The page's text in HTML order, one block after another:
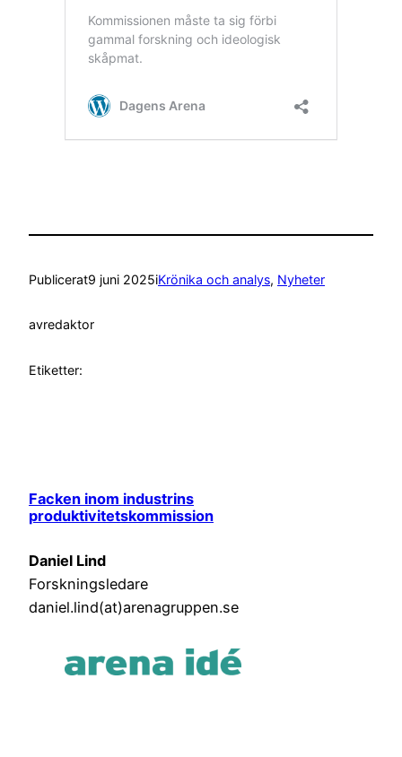
Publicerat9 juni 2025iKrönika och analys, Nyheter
avredaktor
Etiketter:
Facken inom industrins
produktivitetskommission
Daniel Lind
Forskningsledare
daniel.lind(at)arenagruppen.se